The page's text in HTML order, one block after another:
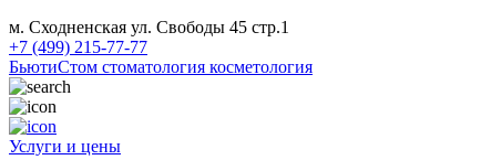
м. Сходненская ул. Свободы 45 стр.1
+7 (499) 215-77-77
БьютиСтом стоматология косметология
Услуги и цены